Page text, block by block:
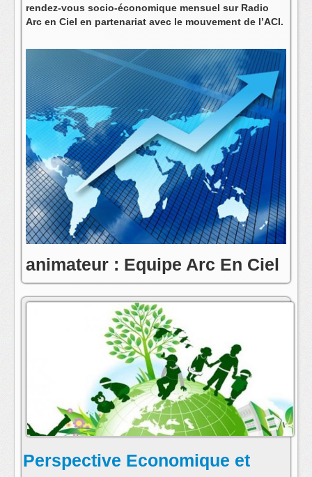
rendez-vous socio-économique mensuel sur Radio
Arc en Ciel en partenariat avec le mouvement de l’ACI.
animateur : Equipe Arc En Ciel
postmaster@radioarcenciel.re
s'abonner au fil rss de cette emission:
Perspective Economique et